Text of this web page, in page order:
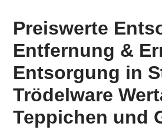
Preiswerte
Entfernung &
Entsorgung in
Trödelware
Teppichen und